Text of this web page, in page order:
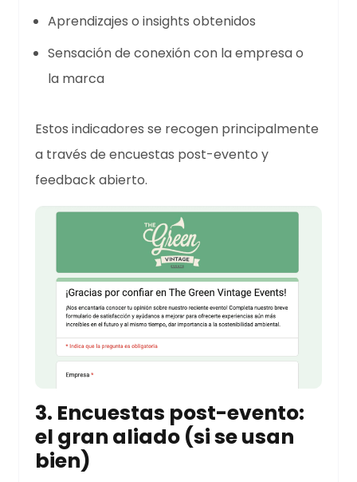
Aprendizajes o insights obtenidos
Sensación de conexión con la empresa o
la marca
Estos indicadores se recogen principalmente
a través de encuestas post-evento y
feedback abierto.
3. Encuestas post-evento:
el gran aliado (si se usan
bien)